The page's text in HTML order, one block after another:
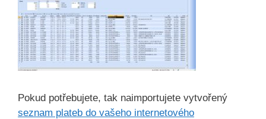
Pokud potřebujete, tak naimportujete vytvořený
seznam plateb do vašeho internetového